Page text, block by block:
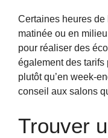
Certaines heures
matinée ou en
pour réaliser des
également des
plutôt qu’en week-
conseil aux salons
Trouver